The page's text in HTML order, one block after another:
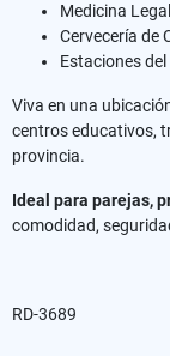
Medicina Legal
Cervecería de
Estaciones
Viva en una
centros educativos,
provincia.
Ideal para parejas,
comodidad,
RD-3689